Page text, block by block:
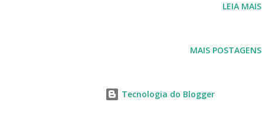
fase, ajuda imediata com suprimentos,
LEIA MAIS
MAIS POSTAGENS
Tecnologia do Blogger